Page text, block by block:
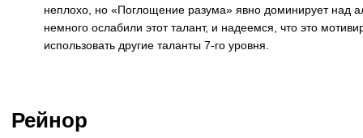
неплохо, но «Поглощение разума» явно доминирует над
немного ослабили этот талант, и надеемся, что это
использовать другие таланты 7-го уровня.
Рейнор